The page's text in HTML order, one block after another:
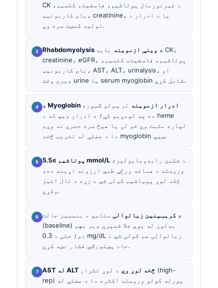
CK د غیرنورمال پوتاشیم، فاسفیت، کلسیم،
بای کاربونیټ، creatinine، یا د ادرار د
تولید کمښت سره وي.
Rhabdomyolysis د وینې ازموینه باید CK،
creatinine، eGFR، پوتاشیم، فاسفیت، کلسیم،
بای کاربونیټ، AST، ALT، urinalysis، او
ډېری وخت urine یا serum myoglobin شامل کړي.
د Myoglobin ادرار ازموینه تر ټولو ګټوره
ده په لومړیو کې؛ د ادرار ډیپ که د heme
لپاره مثبت وي خو لږ یا هېڅ سره حجرې نه وي،
دا د عضلې له تخریب څخه myoglobin ښيي.
پوتاشیم ≥5.5 mmol/L
وروسته د هماغه ورځې طبي ارزونه اړینه ده،
ځکه لوړ پوټاشیم کولی شي د زړه د تال اغېز
وکړي.
د کریټینین زیاتوالی ستاسو د بنسټیز حالت
(baseline) بدلون له یوې جلا شمېرې ډېر مهم
دی؛ حتی د 0.3 mg/dL زیاتوالی هم کولی شي د
حاد پښتورګي فشار نښه کړي.
AST له ALT څخه لوړ وي د لوړ تکرار (high-
rep) پورته کولو وروسته اکثره دا د عضلې له